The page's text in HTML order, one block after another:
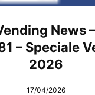
News
– Speciale
2026
17/04/2026